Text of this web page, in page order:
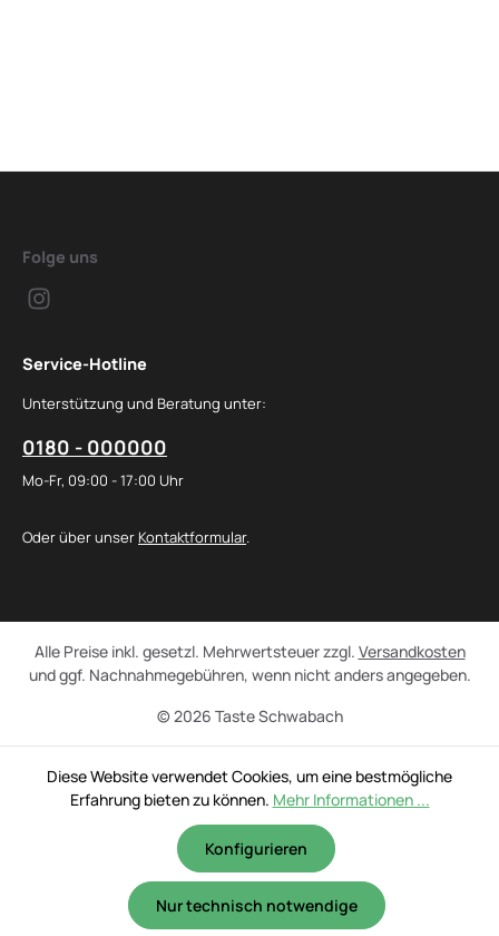
Folge uns
Service-Hotline
Unterstützung und Beratung unter:
0180 - 000000
Mo-Fr, 09:00 - 17:00 Uhr
Oder über unser Kontaktformular.
© 2026 Taste Schwabach
Alle Preise inkl. gesetzl. Mehrwertsteuer zzgl. Versandkosten
und ggf. Nachnahmegebühren, wenn nicht anders angegeben.
Diese Website verwendet Cookies, um eine bestmögliche
Erfahrung bieten zu können. Mehr Informationen ...
Nur technisch notwendige
Konfigurieren